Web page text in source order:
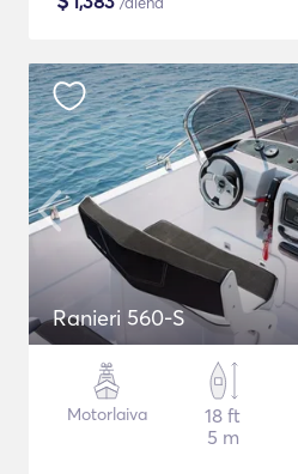
Ranieri 560-S
Motorlaiva
18 ft
5 m